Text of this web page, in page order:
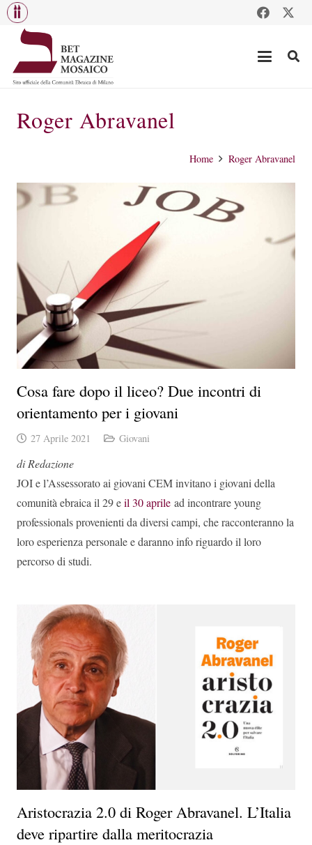
Roger Abravanel
Home Roger Abravanel
Cosa fare dopo il liceo? Due incontri di
orientamento per i giovani
27 Aprile 2021 Giovani
di Redazione
JOI e l’Assessorato ai giovani CEM invitano i giovani della
comunità ebraica il 29 eil 30 aprile ad incontrare young
professionals provenienti da diversi campi, che racconteranno la
loro esperienza personale e daranno info riguardo il loro
percorso di studi.
Aristocrazia 2.0 di Roger Abravanel. L’Italia
deve ripartire dalla meritocrazia